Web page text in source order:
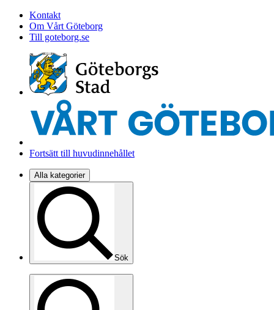
Kontakt
Om Vårt Göteborg
Till goteborg.se
Fortsätt till huvudinnehållet
Alla kategorier
Sök